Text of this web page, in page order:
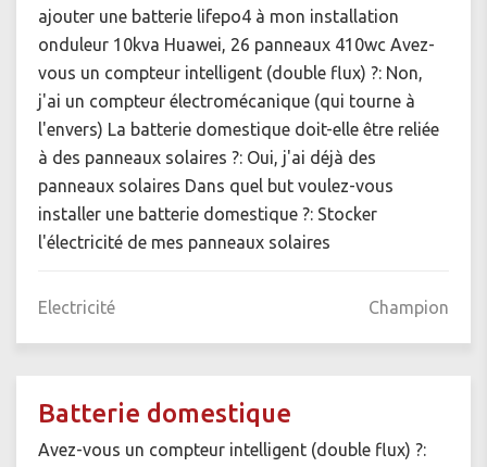
ajouter une batterie lifepo4 à mon installation
onduleur 10kva Huawei, 26 panneaux 410wc Avez-
vous un compteur intelligent (double flux) ?: Non,
j'ai un compteur électromécanique (qui tourne à
l'envers) La batterie domestique doit-elle être reliée
à des panneaux solaires ?: Oui, j'ai déjà des
panneaux solaires Dans quel but voulez-vous
installer une batterie domestique ?: Stocker
l'électricité de mes panneaux solaires
Electricité Champion
Batterie domestique
Avez-vous un compteur intelligent (double flux) ?: